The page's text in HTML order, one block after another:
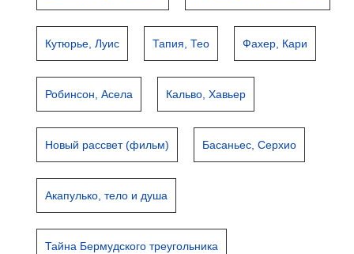
Кутюрье, Луис Тапия, Тео Фахер, Кари
Робинсон, Асела Кальво, Хавьер
Новый рассвет (фильм) Басаньес, Серхио
Акапулько, тело и душа
Тайна Бермудского треугольника